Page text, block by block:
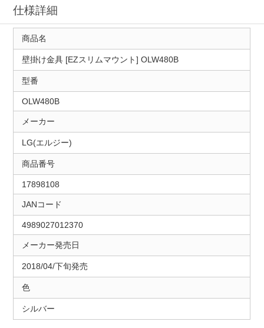
仕様詳細
商品名
壁掛け金具 [EZスリムマウント] OLW480B
型番
OLW480B
メーカー
LG(エルジー)
商品番号
17898108
JANコード
4989027012370
メーカー発売日
2018/04/下旬発売
色
シルバー